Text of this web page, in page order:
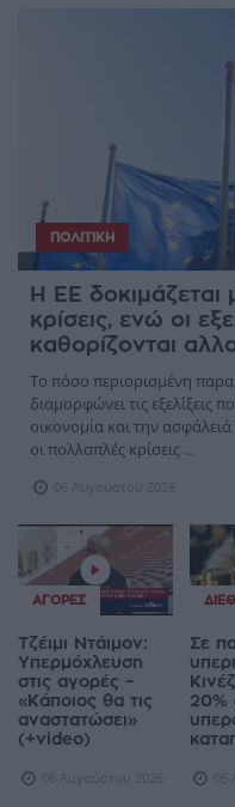
ΠΟΛΙΤΙΚΉ
Η ΕΕ δοκιμάζεται
κρίσεις, ενώ οι
καθορίζονται
Το πόσο περιορισμένη
διαμορφώνει τις εξελίξεις
οικονομία και την
οι πολλαπλές κρίσεις ...
06 Αυγούστου 2026
ΑΓΟΡΈΣ
Τζέιμι Ντάιμον:
Υπερμόχλευση
στις αγορές –
«Κάποιος θα τις
αναστατώσει»
(+video)
06 Αυγούστου 2026
Σε
20%